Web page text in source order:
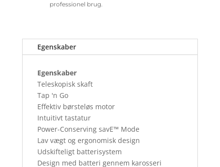
professionel brug.
Egenskaber
Egenskaber
Teleskopisk skaft
Tap 'n Go
Effektiv børsteløs motor
Intuitivt tastatur
Power-Conserving savE™ Mode
Lav vægt og ergonomisk design
Udskifteligt batterisystem
Design med batteri gennem karosseri